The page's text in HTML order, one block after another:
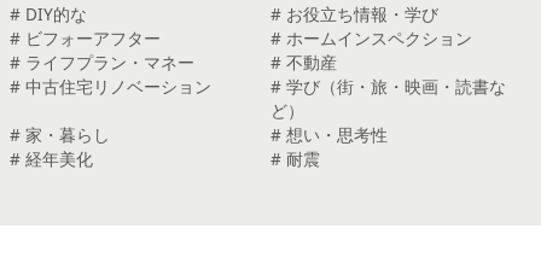
# DIY的な
# お役立ち情報・学び
# ビフォーアフター
# ホームインスペクション
# ライフプラン・マネー
# 不動産
# 中古住宅リノベーション
# 学び（街・旅・映画・読書な
ど）
# 家・暮らし
# 想い・思考性
# 経年美化
# 耐震